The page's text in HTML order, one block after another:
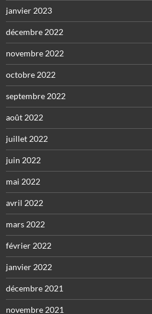
janvier 2023
décembre 2022
novembre 2022
octobre 2022
septembre 2022
août 2022
juillet 2022
juin 2022
mai 2022
avril 2022
mars 2022
février 2022
janvier 2022
décembre 2021
novembre 2021